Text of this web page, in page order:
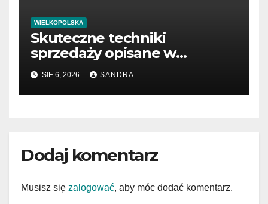
WIELKOPOLSKA
Skuteczne techniki
sprzedaży opisane w
książkach
SIE 6, 2026 SANDRA
Dodaj komentarz
Musisz się zalogować, aby móc dodać komentarz.